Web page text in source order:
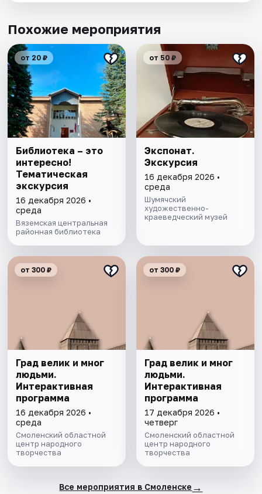
Похожие мероприятия
от 20 ₽
Библиотека – это
интересно!
Тематическая
экскурсия
16 декабря 2026 •
среда
Вяземская центральная
районная библиотека
от 50 ₽
Экспонат.
Экскурсия
16 декабря 2026 •
среда
Шумячский
художественно-
краеведческий музей
от 300 ₽
Град велик и мног
людьми.
Интерактивная
программа
16 декабря 2026 •
среда
Смоленский областной
центр народного
творчества
от 300 ₽
Град велик и мног
людьми.
Интерактивная
программа
17 декабря 2026 •
четверг
Смоленский областной
центр народного
творчества
Все мероприятия в Смоленске →